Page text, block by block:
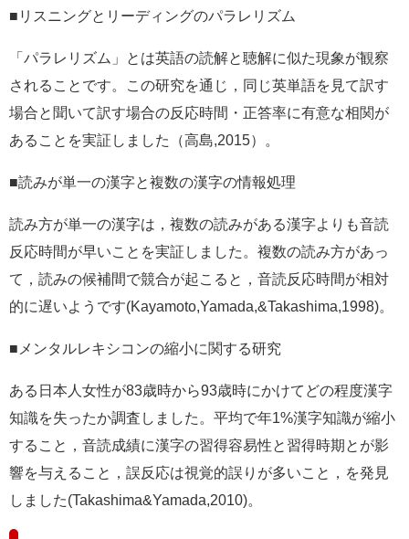
■リスニングとリーディングのパラレリズム
「パラレリズム」とは英語の読解と聴解に似た現象が観察
されることです。この研究を通じ，同じ英単語を見て訳す
場合と聞いて訳す場合の反応時間・正答率に有意な相関が
あることを実証しました（高島,2015）。
■読みが単一の漢字と複数の漢字の情報処理
読み方が単一の漢字は，複数の読みがある漢字よりも音読
反応時間が早いことを実証しました。複数の読み方があっ
て，読みの候補間で競合が起こると，音読反応時間が相対
的に遅いようです(Kayamoto,Yamada,&Takashima,1998)。
■メンタルレキシコンの縮小に関する研究
ある日本人女性が83歳時から93歳時にかけてどの程度漢字
知識を失ったか調査しました。平均で年1%漢字知識が縮小
すること，音読成績に漢字の習得容易性と習得時期とが影
響を与えること，誤反応は視覚的誤りが多いこと，を発見
しました(Takashima&Yamada,2010)。